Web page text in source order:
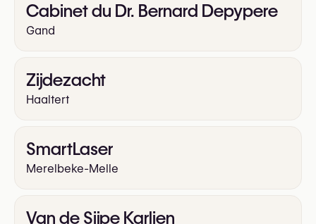
Cabinet du Dr. Bernard Depypere
Gand
Zijdezacht
Haaltert
SmartLaser
Merelbeke-Melle
Van de Sijpe Karlien